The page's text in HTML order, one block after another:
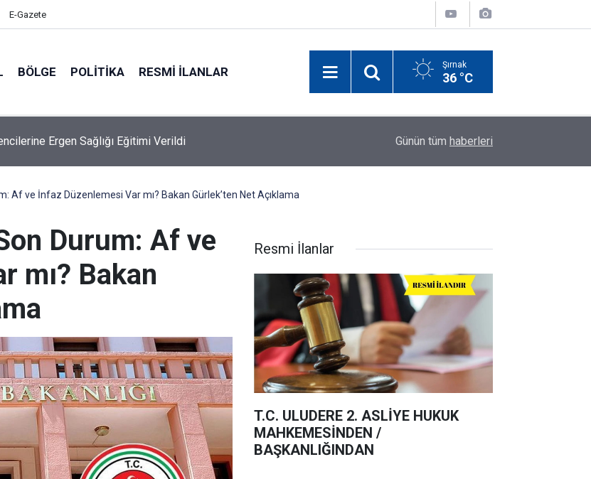
E-Gazete
BÖLGE POLITIKA RESMI İLANLAR Şırnak
36 °C
Yaz Sezonu Boğulma Vakalarına Karşı Kritik Uyarılar
Toplantısı
Günün tüm haberleri
Af ve İnfaz Düzenlemesi Var mı? Bakan Gürlek’ten Net Açıklama
Durum: Af ve
mı? Bakan
Resmi İlanlar
T.C. ULUDERE 2. ASLİYE HUKUK
MAHKEMESİNDEN /
BAŞKANLIĞINDAN